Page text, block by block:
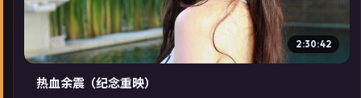
2:30:42
热血余震（纪念重映）